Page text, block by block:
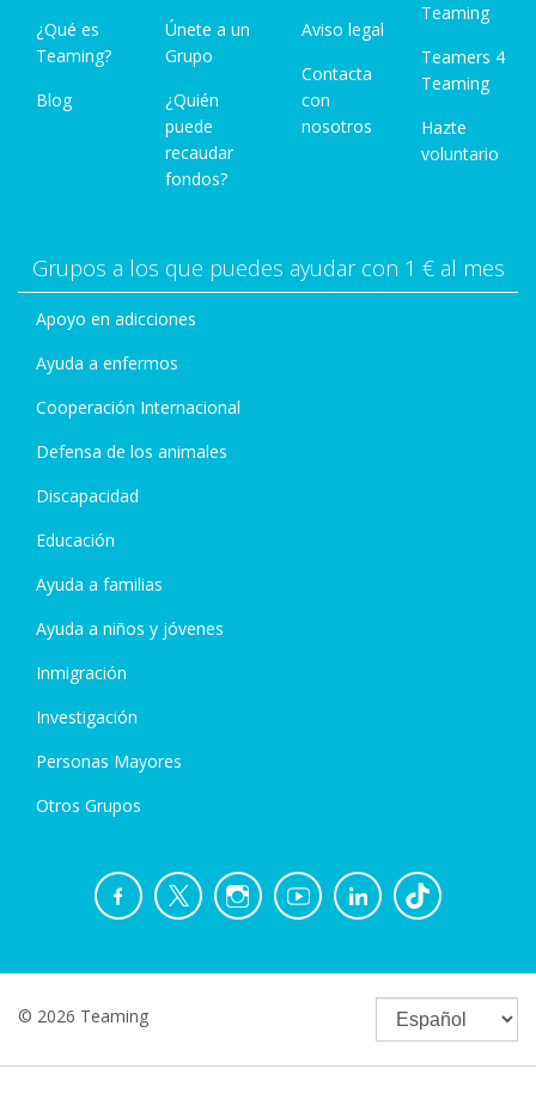
¿Qué es
Teaming?
Blog
Únete a un
Grupo
¿Quién
puede
recaudar
fondos?
Aviso legal
Contacta
con
nosotros
Teaming
Teamers 4
Teaming
Hazte
voluntario
Grupos a los que puedes ayudar con 1 € al mes
Apoyo en adicciones
Ayuda a enfermos
Cooperación Internacional
Defensa de los animales
Discapacidad
Educación
Ayuda a familias
Ayuda a niños y jóvenes
Inmigración
Investigación
Personas Mayores
Otros Grupos
© 2026 Teaming